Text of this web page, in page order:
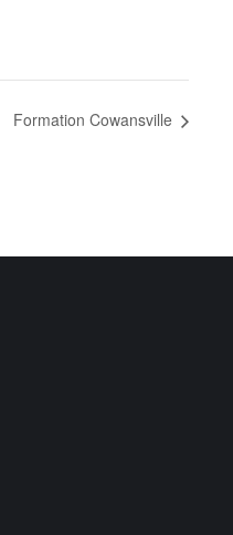
Formation Cowansville